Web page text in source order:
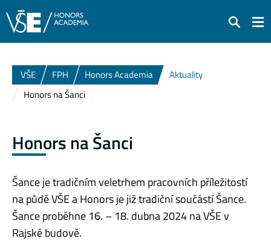
Hledat
VŠE FPH Honors Academia
Aktuality
Honors na Šanci
Honors na Šanci
Šance je tradičním veletrhem pracovních příležitostí
na půdě VŠE a Honors je již tradiční součástí Šance.
Šance proběhne 16. – 18. dubna 2024 na VŠE v
Rajské budově.